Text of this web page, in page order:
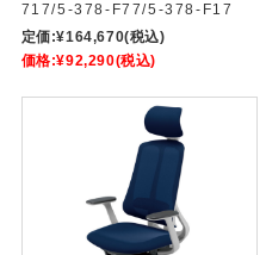
717/5-378-F77/5-378-F17
定価:¥164,670(税込)
価格:¥92,290(税込)